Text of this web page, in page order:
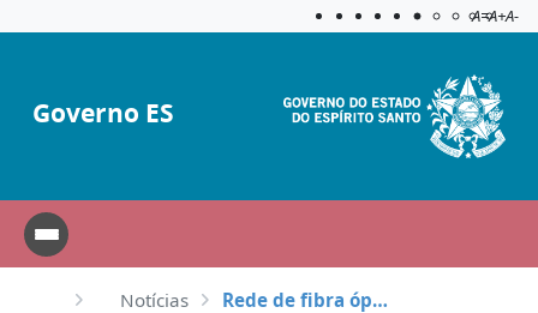
Aplicar
A=A+A-
Governo ES
Notícias Rede de fibra óptica do Governo alcança 100% dos municípios capixabas